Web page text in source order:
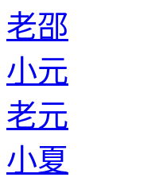
老邵
小元
老元
小夏